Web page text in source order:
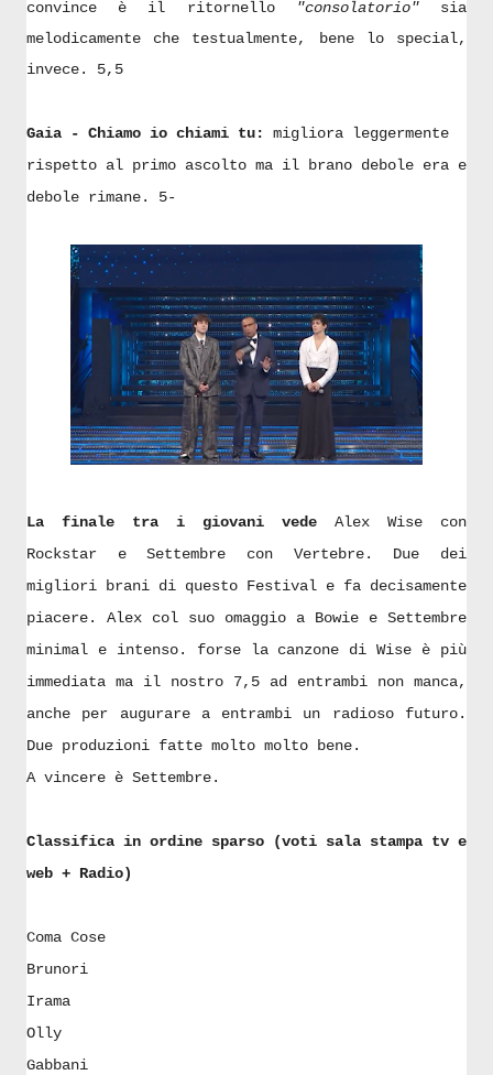
convince è il ritornello "consolatorio"sia
melodicamente che testualmente, bene lo special,
invece. 5,5
Gaia - Chiamo io chiami tu:
migliora leggermente
rispetto al primo ascolto ma il brano debole era e
debole rimane. 5-
La finale tra i giovani vede Alex Wise con
Rockstar e Settembre con Vertebre. Due dei
migliori brani di questo Festival e fa decisamente
piacere. Alex col suo omaggio a Bowie e Settembre
minimal e intenso. forse la canzone di Wise è più
immediata ma il nostro 7,5 ad entrambi non manca,
anche per augurare a entrambi un radioso futuro.
Due produzioni fatte molto molto bene.
A vincere è Settembre.
Classifica in ordine sparso (voti sala stampa tv e
web + Radio)
Coma Cose
Brunori
Irama
Olly
Gabbani